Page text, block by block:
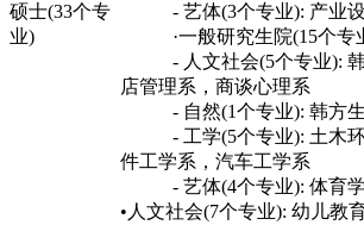
硕士(33个专
业)
- 艺体(3个专业): 产业设
·一般研究生院(15个专
- 人文社会(5个专业): 韩
店管理系，商谈心理系
- 自然(1个专业): 韩方生
- 工学(5个专业): 土木环
件工学系，汽车工学系
- 艺体(4个专业): 体育学
•人文社会(7个专业): 幼儿教